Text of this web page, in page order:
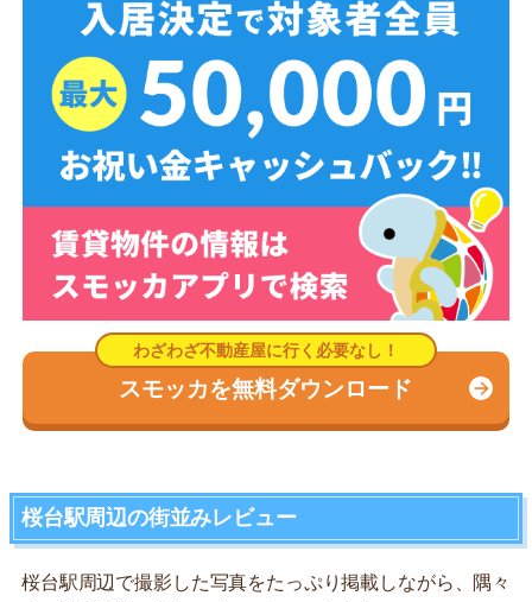
スモッカを無料ダウンロード
桜台駅周辺の街並みレビュー
桜台駅周辺で撮影した写真をたっぷり掲載しながら、隅々